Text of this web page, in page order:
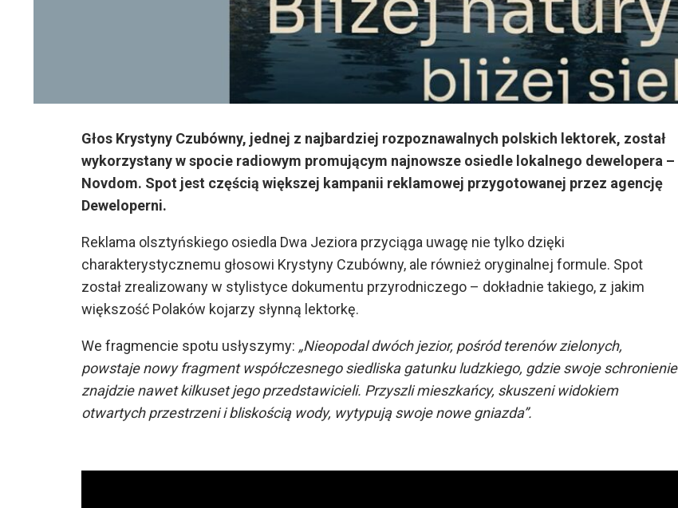
Głos Krystyny Czubówny, jednej z najbardziej rozpoznawalnych polskich lektorek, został
wykorzystany w spocie radiowym promującym najnowsze osiedle lokalnego dewelopera –
Novdom. Spot jest częścią większej kampanii reklamowej przygotowanej przez agencję
Deweloperni.
Reklama olsztyńskiego osiedla Dwa Jeziora przyciąga uwagę nie tylko dzięki
charakterystycznemu głosowi Krystyny Czubówny, ale również oryginalnej formule. Spot
został zrealizowany w stylistyce dokumentu przyrodniczego – dokładnie takiego, z jakim
większość Polaków kojarzy słynną lektorkę.
We fragmencie spotu usłyszymy: „Nieopodal dwóch jezior, pośród terenów zielonych,
powstaje nowy fragment współczesnego siedliska gatunku ludzkiego, gdzie swoje schronienie
znajdzie nawet kilkuset jego przedstawicieli. Przyszli mieszkańcy, skuszeni widokiem
otwartych przestrzeni i bliskością wody, wytypują swoje nowe gniazda”.